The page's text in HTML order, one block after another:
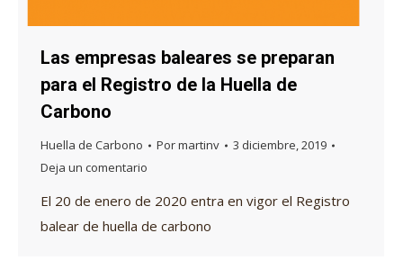
Las empresas baleares se preparan
para el Registro de la Huella de
Carbono
Huella de Carbono Pormartinv
3 diciembre, 2019
Deja un comentario
El 20 de enero de 2020 entra en vigor el Registro
balear de huella de carbono